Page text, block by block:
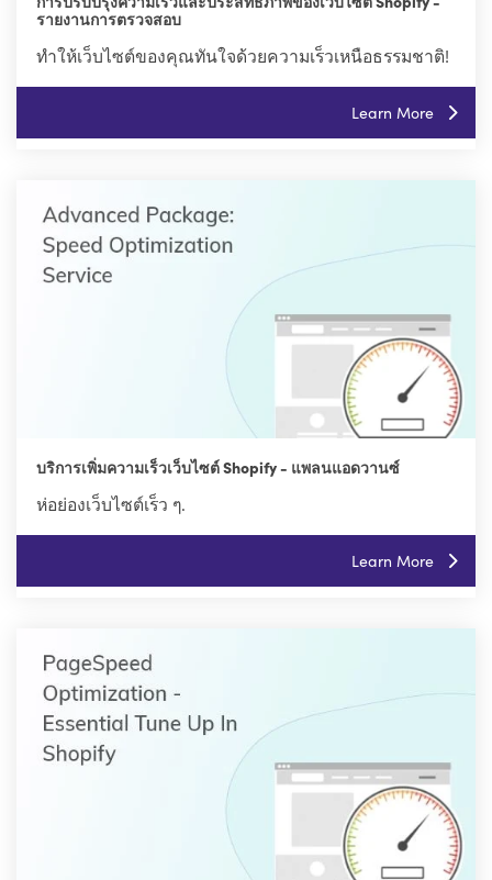
รายงานการตรวจสอบ
ทำให้เว็บไซต์ของคุณทันใจด้วยความเร็วเหนือธรรมชาติ!
Learn More
บริการเพิ่มความเร็วเว็บไซต์ Shopify - แพลนแอดวานซ์
ห่อย่องเว็บไซต์เร็ว ๆ.
Learn More